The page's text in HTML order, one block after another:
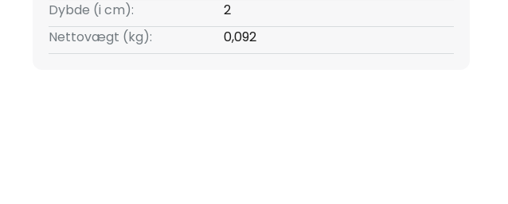
Dybde (i cm):
2
Nettovægt (kg):
0,092